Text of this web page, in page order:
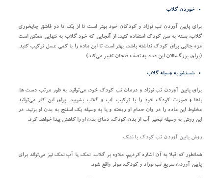
خوردن گلاب
برای پایین آوردن تب نوزاد و کودکان خود بهتر است تا از یک تا دو قاشق چایخوری
گلاب، بسته به سن کودک استفاده کنید.‌ از آنجایی که خود گلاب به تنهایی ممکن است
مزه جالبی برای کودک نداشته باشد، بهتر است تا این ماده را با کمی عسل ترکیب کنید.
(برای بزرگسالان این عدد به نصف فنجان تغییر می‌کند)
شستشو به وسیله گلاب
برای پایین آوردن تب نوزاد و درمان تب کودک خود، می‌توانید به طور مرتب دست ها،
پاها و صورت کودک خود را با ترکیب آب و گلاب بشویید. برای این کار می‌توانید
مخلوط این ماده را در وان حمام او ریخته و یا به وسیله یک اسفنج به بدن او بزنید. در
این روش به وسیله تبخیر آب از بدن کودک، دمای بدن او را کاهش پیدا خواهد کرد.
روش پایین آوردن تب کودک با نمک
همانطور که قبلا به آن اشاره کردیم، علاوه بر گلاب، نمک یا آب نمک نیز می‌تواند برای
پایین آوردن سریع تب نوزاد و کودک، موثر واقع شود.